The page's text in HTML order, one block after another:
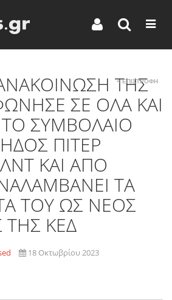
ΤΗΣ
ΣΕ ΟΛΑ ΚΑΙ
ΣΥΜΒΟΛΑΙΟ
ΠΙΤΕΡ
ΚΑΙ ΑΠΟ
ΤΑ
ΤΟΥ ΩΣ ΝΕΟΣ
ΚΕΔ
18 Οκτωβρίου 2023
< ΕΠΙΣΤΡΟΦΗ